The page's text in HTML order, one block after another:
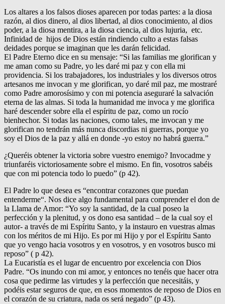
Los altares a los falsos dioses aparecen por todas partes: a la diosa
razón, al dios dinero, al dios libertad, al dios conocimiento, al dios
poder, a la diosa mentira, a la diosa ciencia, al dios lujuria, etc.
Infinidad de hijos de Dios están rindiendo culto a estas falsas
deidades porque se imaginan que les darán felicidad.
El Padre Eterno dice en su mensaje: “Si las familias me glorifican y
me aman como su Padre, yo les daré mi paz y con ella mi
providencia. Si los trabajadores, los industriales y los diversos otros
artesanos me invocan y me glorifican, yo daré mil paz, me mostraré
como Padre amorosísimo y con mi potencia aseguraré la salvación
eterna de las almas. Si toda la humanidad me invoca y me glorifica
haré descender sobre ella el espíritu de paz, como un rocío
bienhechor. Si todas las naciones, como tales, me invocan y me
glorifican no tendrán más nunca discordias ni guerras, porque yo
soy el Dios de la paz y allá en donde -yo estoy no habrá guerra.”
¿Queréis obtener la victoria sobre vuestro enemigo? Invocadme y
triunfaréis victoriosamente sobre el mismo. En fin, vosotros sabéis
que con mi potencia todo lo puedo” (p 42).
El Padre lo que desea es “encontrar corazones que puedan
entenderme“. Nos dice algo fundamental para comprender el don de
la Llama de Amor: “Yo soy la santidad, de la cual poseo la
perfección y la plenitud, y os dono esa santidad – de la cual soy el
autor- a través de mi Espíritu Santo, y la instauro en vuestras almas
con los méritos de mi Hijo. Es por mi Hijo y por el Espíritu Santo
que yo vengo hacia vosotros y en vosotros, y en vosotros busco mi
reposo” ( p 42).
La Eucaristía es el lugar de encuentro por excelencia con Dios
Padre. “Os inundo con mi amor, y entonces no tenéis que hacer otra
cosa que pedirme las virtudes y la perfección que necesitáis, y
podéis estar seguros de que, en esos momentos de reposo de Dios en
el corazón de su criatura, nada os será negado” (p 43).